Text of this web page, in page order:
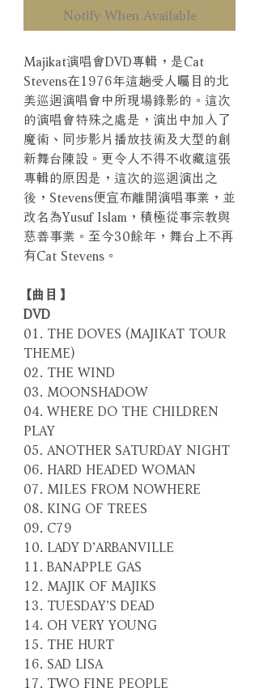
Notify When Available
Majikat演唱會DVD專輯，是Cat
Stevens在1976年這趟受人矚目的北
美巡迴演唱會中所現場錄影的。這次
的演唱會特殊之處是，演出中加入了
魔術、同步影片播放技術及大型的創
新舞台陳設。更令人不得不收藏這張
專輯的原因是，這次的巡迴演出之
後，Stevens便宣布離開演唱事業，並
改名為Yusuf Islam，積極從事宗教與
慈善事業。至今30餘年，舞台上不再
有Cat Stevens。
【曲目】
DVD
01. THE DOVES (MAJIKAT TOUR
THEME)
02. THE WIND
03. MOONSHADOW
04. WHERE DO THE CHILDREN
PLAY
05. ANOTHER SATURDAY NIGHT
06. HARD HEADED WOMAN
07. MILES FROM NOWHERE
08. KING OF TREES
09. C79
10. LADY D’ARBANVILLE
11. BANAPPLE GAS
12. MAJIK OF MAJIKS
13. TUESDAY’S DEAD
14. OH VERY YOUNG
15. THE HURT
16. SAD LISA
17. TWO FINE PEOPLE